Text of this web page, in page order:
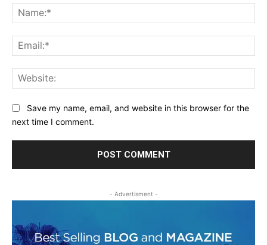
Save my name, email, and website in this browser for the
next time I comment.
- Advertisment -